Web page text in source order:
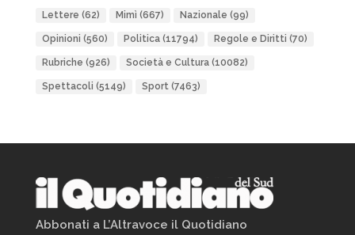
Lettere (62) Mimì (667) Nazionale (99)
Opinioni (560) Politica(11794) Regole e Diritti (70)
Rubriche (926) Società e Cultura(10082)
Spettacoli (5149) Sport(7463)
Abbonati a L’Altravoce il Quotidiano